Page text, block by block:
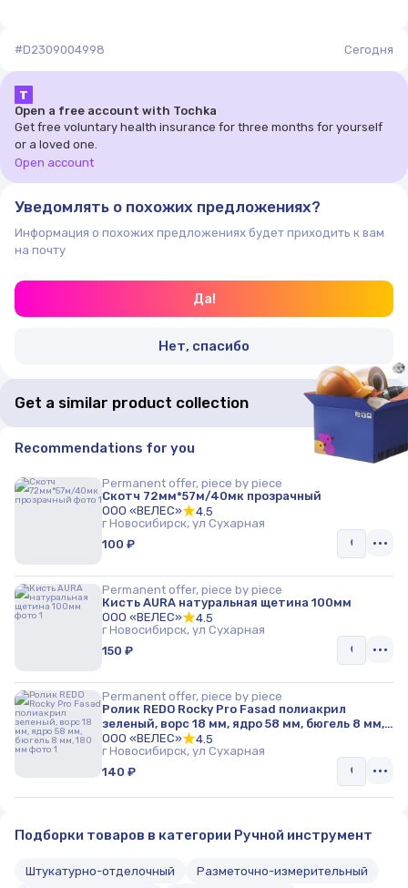
#D2309004998 Сегодня
Т
Open a free account with Tochka
Get free voluntary health insurance for three months for yourself
or a loved one.
Open account
Уведомлять о похожих предложениях?
Информация о похожих предложениях будет приходить к вам
на почту
Да!
Нет, спасибо
Get a similar product collection
Recommendations for you
Permanent offer, piece by piece
Скотч 72мм*57м/40мк прозрачный
ООО «ВЕЛЕС»
4.5
г Новосибирск, ул Сухарная
100 ₽
Permanent offer, piece by piece
Кисть AURA натуральная щетина 100мм
ООО «ВЕЛЕС»
4.5
г Новосибирск, ул Сухарная
150 ₽
Permanent offer, piece by piece
Ролик REDO Rocky Pro Fasad полиакрил
зеленый, ворс 18 мм, ядро 58 мм, бюгель 8 мм,
180 мм
ООО «ВЕЛЕС»
4.5
г Новосибирск, ул Сухарная
140 ₽
Подборки товаров в категории Ручной инструмент
Штукатурно-отделочный
Разметочно-измерительный